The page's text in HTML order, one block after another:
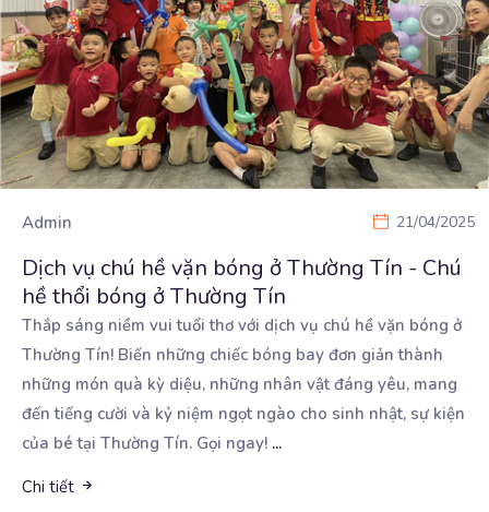
Admin 21/04/2025
Dịch vụ chú hề vặn bóng ở Thường Tín - Chú
hề thổi bóng ở Thường Tín
Thắp sáng niềm vui tuổi thơ với dịch vụ chú hề vặn bóng ở
Thường Tín! Biến những chiếc bóng bay đơn giản thành
những món quà kỳ diệu, những nhân vật đáng yêu, mang
đến tiếng cười và kỷ niệm ngọt ngào cho sinh nhật, sự kiện
của bé tại Thường Tín. Gọi ngay! ...
Chi tiết